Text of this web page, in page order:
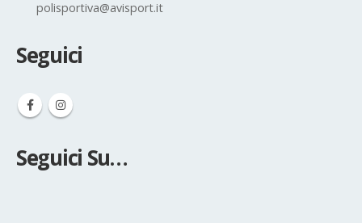
Email:
Seguici
Seguici Su…